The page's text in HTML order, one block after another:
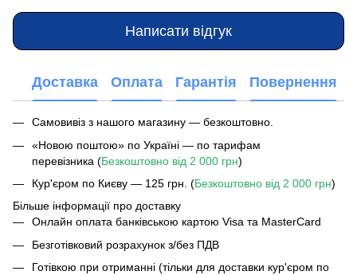
Написати відгук
Доставка Оплата Гарантія Повернення
Самовивіз з нашого магазину — безкоштовно.
«Новою поштою» по Україні — по тарифам
перевізника (Безкоштовно від 2 000 грн)
Кур'єром по Києву — 125 грн. (Безкоштовно від 2 000 грн)
Більше інформації про доставку
Онлайн оплата банківською картою Visa та MasterCard
Безготівковий розрахунок з/без ПДВ
Готівкою при отриманні (тільки для доставки кур'єром по